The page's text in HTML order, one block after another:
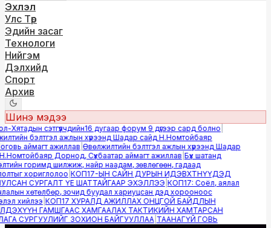
Эхлэл
Улс Төр
Эдийн засаг
Технологи
Нийгэм
Дэлхийд
Спорт
Архив
Шинэ мэдээ
сэтгүүлчдийн16 дугаар форум 9 дүгээр сард болно|
бэлтгэл ажлын хүрээнд Шадар сайд Н.Номтойбаяр
аймагт ажиллав|Өвөлжилтийн бэлтгэл ажлын хүрээнд Шадар
Дорнод, Сүхбаатар аймагт ажиллав|Бүх шатанд
горимд шилжиж, найр наадам, зөвлөгөөн, гадаад
хориглолоо|КОП17-ЫН САЙН ДУРЫН ИДЭВХТНҮҮДЭД
СУРГАЛТ ҮЕ ШАТТАЙГААР ЭХЭЛЛЭЭ|КОП17: Соёл, аялал
хөтөлбөр, зочид буудал хариуцсан дэд хорооноос
хийлээ|КОП17 ХУРАЛД АЖИЛЛАХ ОНЦГОЙ БАЙДЛЫН
ГАМШГААС ХАМГААЛАХ ТАКТИКИЙН ХАМТАРСАН
СУРГУУЛИЙГ ЗОХИОН БАЙГУУЛЛАА|ТААНАГҮЙ ГОВЬ